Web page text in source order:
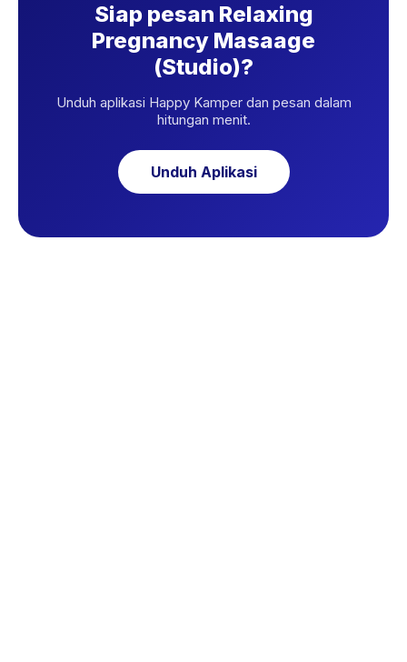
Siap pesan Relaxing
Pregnancy Masaage
(Studio)?
Unduh aplikasi Happy Kamper dan pesan dalam
hitungan menit.
Unduh Aplikasi